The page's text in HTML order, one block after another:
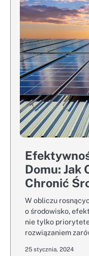
Domu: Jak
Chronić
W obliczu
o środowisko,
nie tylko
rozwiązaniem
25 stycznia, 2024